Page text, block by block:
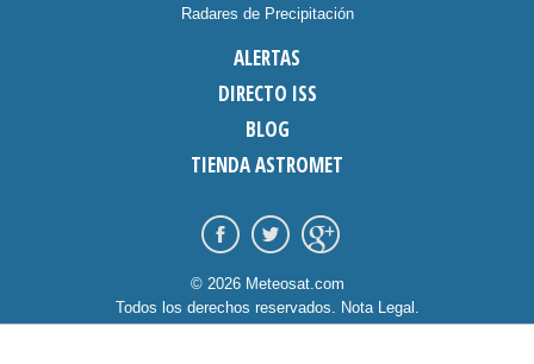
Radares de Precipitación
ALERTAS
DIRECTO ISS
BLOG
TIENDA ASTROMET
© 2026 Meteosat.com
Todos los derechos reservados. Nota Legal .